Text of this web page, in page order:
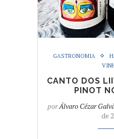
GASTRONOMIA
CANTO DOS
PINOT
porÁlvaro Cézar
de